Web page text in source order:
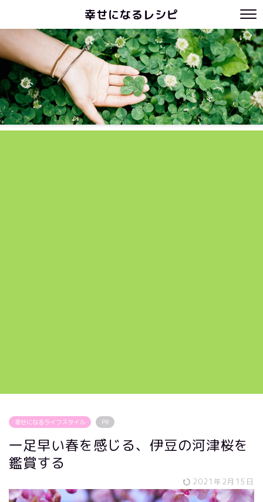
幸せになるレシピ
幸せになるライフスタイル PR
一足早い春を感じる、伊豆の河津桜を
鑑賞する
2021年2月15日